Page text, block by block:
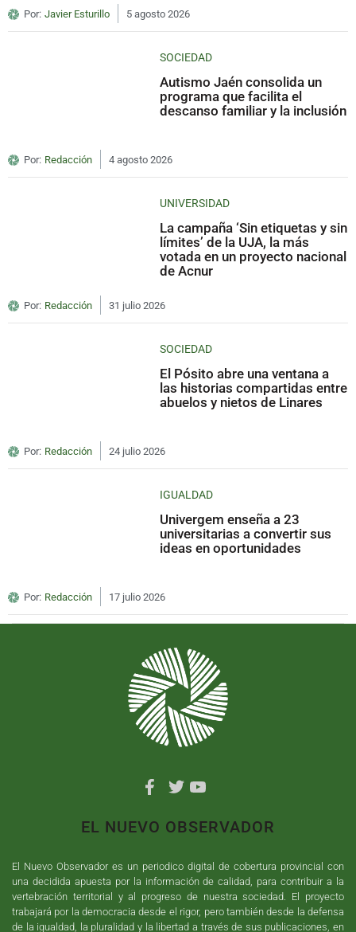
Por: Javier Esturillo 5 agosto 2026
SOCIEDAD
Autismo Jaén consolida un
programa que facilita el
descanso familiar y la inclusión
Por: Redacción 4 agosto 2026
UNIVERSIDAD
La campaña ‘Sin etiquetas y sin
límites’ de la UJA, la más
votada en un proyecto nacional
de Acnur
Por: Redacción 31 julio 2026
SOCIEDAD
El Pósito abre una ventana a
las historias compartidas entre
abuelos y nietos de Linares
Por: Redacción 24 julio 2026
IGUALDAD
Univergem enseña a 23
universitarias a convertir sus
ideas en oportunidades
Por: Redacción 17 julio 2026
EL NUEVO OBSERVADOR
El Nuevo Observador es un periodico digital de cobertura provincial con
una decidida apuesta por la información de calidad, para contribuir a la
vertebración territorial y al progreso de nuestra sociedad. El proyecto
trabajará por la democracia desde el rigor, pero también desde la defensa
de la igualdad, la pluralidad y la libertad a través de sus publicaciones, en